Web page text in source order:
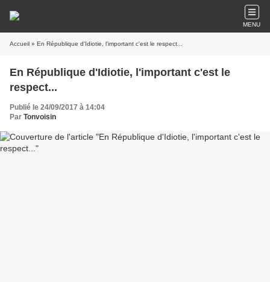
MENU
Accueil » En République d'Idiotie, l'important c'est le respect...
En République d'Idiotie, l'important c'est le
respect...
Publié le 24/09/2017 à 14:04
Par Tonvoisin